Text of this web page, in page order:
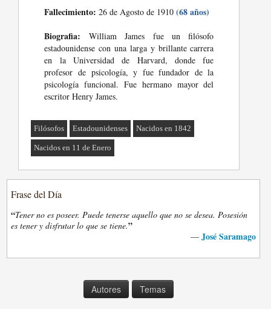
Fallecimiento: 26 de Agosto de 1910(68 años)
Biografia: William James fue un filósofo
estadounidense con una larga y brillante carrera
en la Universidad de Harvard, donde fue
profesor de psicología, y fue fundador de la
psicología funcional. Fue hermano mayor del
escritor Henry James.
Filósofos Estadounidenses Nacidos en 1842
Nacidos en 11 de Enero
Frase del Día
“Tener no es poseer. Puede tenerse aquello que no se desea. Posesión
es tener y disfrutar lo que se tiene.”
— José Saramago
Autores Temas